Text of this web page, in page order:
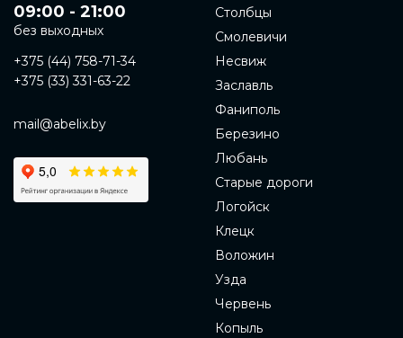
09:00 - 21:00
без выходных
+375 (44) 758-71-34
+375 (33) 331-63-22
mail@abelix.by
Столбцы
Смолевичи
Несвиж
Заславль
Фаниполь
Березино
Любань
Старые дороги
Логойск
Клецк
Воложин
Узда
Червень
Копыль